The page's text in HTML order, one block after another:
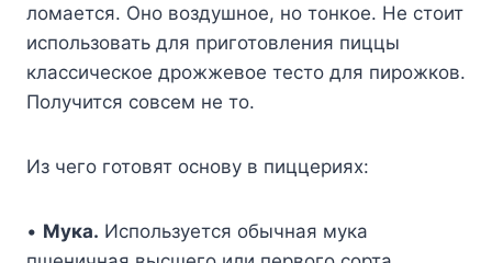
ломается. Оно воздушное, но тонкое. Не стоит
использовать для приготовления пиццы
классическое дрожжевое тесто для пирожков.
Получится совсем не то.
Из чего готовят основу в пиццериях:
• Мука. Используется обычная мука